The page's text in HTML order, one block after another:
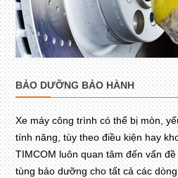
BẢO DƯỠNG BẢO HÀNH
Xe máy công trình có thể bị mòn,
tính năng, tùy theo điều kiện hay
TIMCOM luôn quan tâm đến vấn
tùng bảo dưỡng cho tất cả các